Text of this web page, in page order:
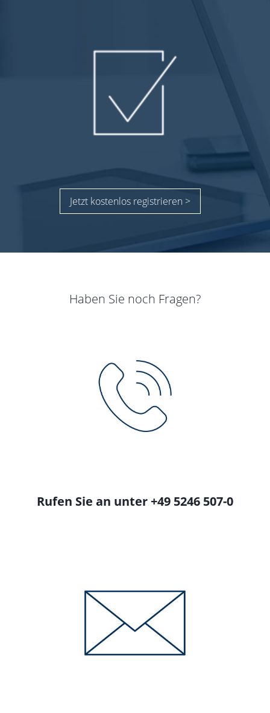
Jetzt kostenlos registrieren >
Haben Sie noch Fragen?
Rufen Sie an unter +49 5246 507-0